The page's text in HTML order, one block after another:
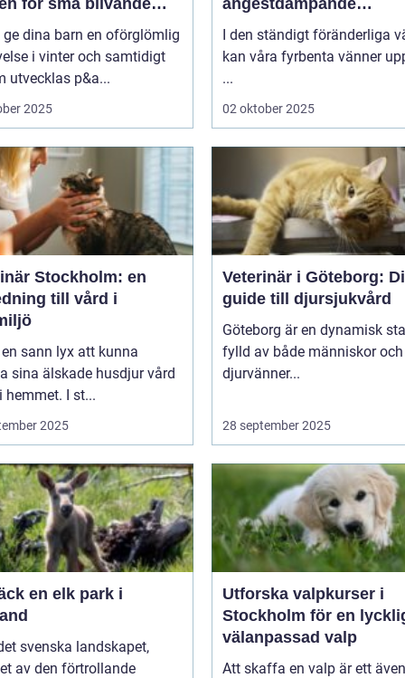
ge dina barn en oförglömlig
i vinter och samtidigt
utvecklas p&a...
2025
hundhalsband
I den ständigt föränderliga
kan våra fyrbenta vänner
...
02 oktober 2025
Stockholm: en
till vård i
sann lyx att kunna
sina älskade husdjur vård
hemmet. I st...
2025
Veterinär i Göteborg:
guide till djursjukvård
Göteborg är en dynamisk
fylld av både människor
djurvänner...
28 september 2025
en elk park i
svenska landskapet,
av den förtrollande
Utforska valpkurser i
Stockholm för en
välanpassad valp
Att skaffa en valp är ett